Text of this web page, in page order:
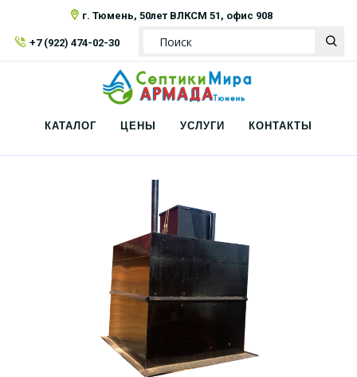
г. Тюмень, 50лет ВЛКСМ 51, офис 908
+7 (922) 474-02-30
КАТАЛОГ ЦЕНЫ УСЛУГИ КОНТАКТЫ